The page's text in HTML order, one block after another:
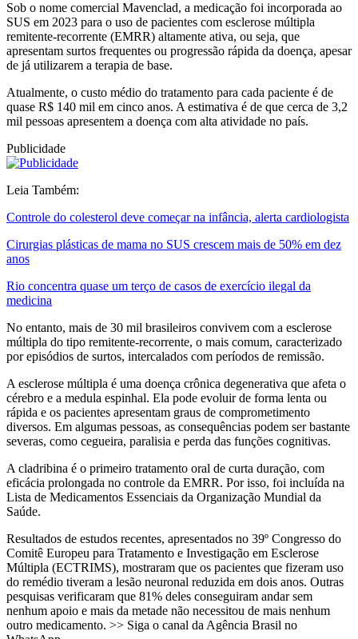
Sob o nome comercial Mavenclad, a medicação foi incorporada ao
SUS em 2023 para o uso de pacientes com esclerose múltipla
remitente-recorrente (EMRR) altamente ativa, ou seja, que
apresentam surtos frequentes ou progressão rápida da doença, apesar
de já utilizarem a terapia de base.
Atualmente, o custo médio do tratamento para cada paciente é de
quase R$ 140 mil em cinco anos. A estimativa é de que cerca de 3,2
mil pessoas apresentem a doença com alta atividade no país.
Publicidade
Leia Também:
Controle do colesterol deve começar na infância, alerta cardiologista
Cirurgias plásticas de mama no SUS crescem mais de 50% em dez
anos
Rio concentra quase um terço de casos de exercício ilegal da
medicina
No entanto, mais de 30 mil brasileiros convivem com a esclerose
múltipla do tipo remitente-recorrente, o mais comum, caracterizado
por episódios de surtos, intercalados com períodos de remissão.
A esclerose múltipla é uma doença crônica degenerativa que afeta o
cérebro e a medula espinhal. Ela pode evoluir de forma lenta ou
rápida e os pacientes apresentam graus de comprometimento
diversos. Em algumas pessoas, as consequências podem ser bastante
severas, como cegueira, paralisia e perda das funções cognitivas.
A cladribina é o primeiro tratamento oral de curta duração, com
eficácia prolongada no controle da EMRR. Por isso, foi incluída na
Lista de Medicamentos Essenciais da Organização Mundial da
Saúde.
Resultados de estudos recentes, apresentados no 39º Congresso do
Comitê Europeu para Tratamento e Investigação em Esclerose
Múltipla (ECTRIMS), mostraram que os pacientes que fizeram uso
do remédio tiveram a lesão neuronal reduzida em dois anos. Outras
pesquisas verificaram que 81% deles conseguiram andar sem
nenhum apoio e mais da metade não necessitou de mais nenhum
outro medicamento. >> Siga o canal da Agência Brasil no